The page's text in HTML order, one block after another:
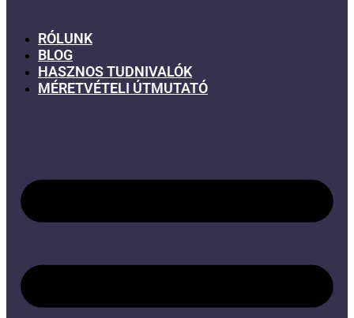
RÓLUNK
BLOG
HASZNOS TUDNIVALÓK
MÉRETVÉTELI ÚTMUTATÓ